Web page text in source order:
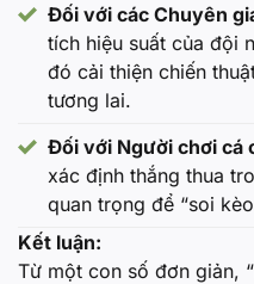
Đối với các Chuyên
tích hiệu suất của đội
đó cải thiện chiến
tương lai.
Đối với Người chơi cá
xác định thắng thua
quan trọng để “soi
Kết luận:
Từ một con số đơn giản,